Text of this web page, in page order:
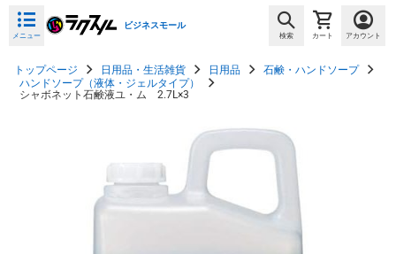
メニュー
ビジネスモール
検索 カート アカウント
トップページ 日用品・生活雑貨 日用品
石鹸・ハンドソープ
ハンドソープ（液体・ジェルタイプ）
シャボネット石鹸液ユ・ム 2.7L×3